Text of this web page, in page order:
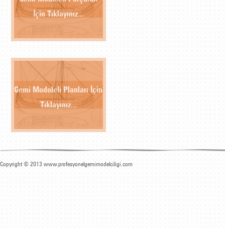
İçin Tıklayınız...
Gemi Modoleli Planları İçin
Tıklayınız...
Copyright © 2013 www.profesyonelgemimodelciligi.com